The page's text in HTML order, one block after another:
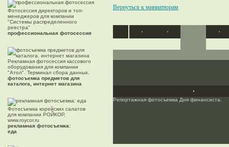
Фотосессия директоров и топ-
менеджеров для компании
"Системы распределенного
реестра"
профессиональная фотосессия
Рекламная фотосессия кассового
оборудования для компании
"Атол". Терминал сбора данных.
фотосъемка предметов для
каталога, интернет магазина
Фотосъемка корейских салатов
для компании РОЙКОР.
www.roycor.ru
рекламная фотосъемка:
еда
Вернуться к миниатюрам
Репортажная фотосъемка Дня финансиста.